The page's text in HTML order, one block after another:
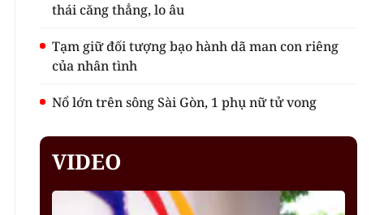
thái căng thẳng, lo âu
Tạm giữ đối tượng bạo hành dã man con riêng
của nhân tình
Nổ lớn trên sông Sài Gòn, 1 phụ nữ tử vong
VIDEO